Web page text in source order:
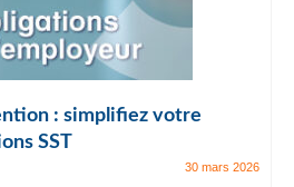
: simplifiez votre
SST
30 mars 2026